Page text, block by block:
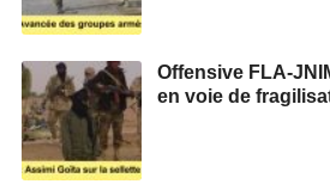
Offensive FLA-
en voie de